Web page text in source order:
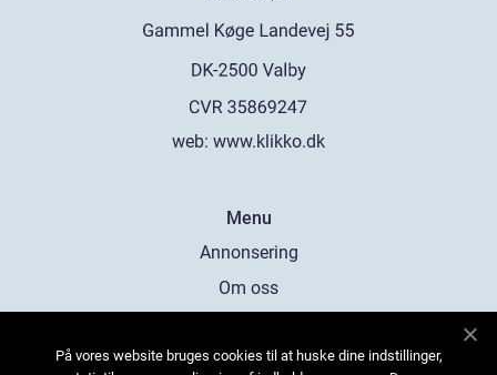
web: www.klikko.dk
Menu
Annonsering
Om oss
Kontakta oss
På vores website bruges cookies til at huske dine indstillinger,